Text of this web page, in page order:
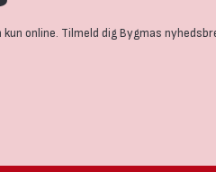
online. Tilmeld dig Bygmas nyhedsbrev,